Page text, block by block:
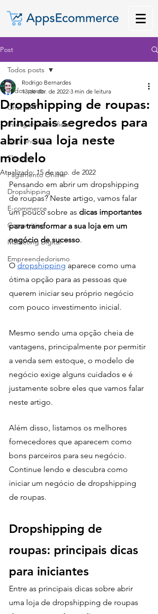
Post
Todos posts
Chat GPT
Inteligência Artificial
App Shopify
Shopify
Pagamento Online
Dropshipping
E-commerce
Copywriting
Marketing Digital
Empreendedorismo
Todos posts
Dropshipping de roupas:
principais segredos para
abrir sua loja neste
modelo
Rodrigo Bernardes
13 de abr. de 2022 3 min de leitura
Atualizado:15 de ago. de 2022
Pensando em abrir um dropshipping
de roupas? Neste artigo, vamos falar
um pouco sobre as dicas importantes
para transformar a sua loja em um
negócio de sucesso.
O dropshipping aparece como uma
ótima opção para as pessoas que
querem iniciar seu próprio negócio
com pouco investimento inicial.
Mesmo sendo uma opção cheia de
vantagens, principalmente por permitir
a venda sem estoque, o modelo de
negócio exige alguns cuidados e é
justamente sobre eles que vamos falar
neste artigo.
Além disso, listamos os melhores
fornecedores que aparecem como
bons parceiros para seu negócio.
Continue lendo e descubra como
iniciar um negócio de dropshipping
de roupas.
Dropshipping de
roupas: principais dicas
para iniciantes
Entre as principais dicas sobre abrir
uma loja de dropshipping de roupas